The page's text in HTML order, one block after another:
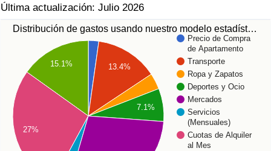
Última actualización: Julio 2026
Distribución de gastos usando nuestro modelo estadíst…
Precio de Compra
de Apartamento
Transporte
Ropa y Zapatos
Deportes y Ocio
Mercados
Servicios
(Mensuales)
Cuotas de Alquiler
al Mes
13.4%
7.1%
15.1%
27%